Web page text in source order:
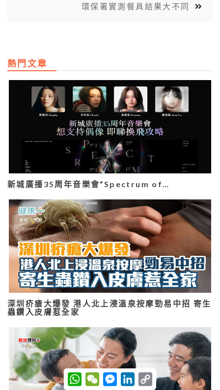
環保署實測餐具結果大不同
熱門文章
新城廣播35周年音樂會“Spectrum of…
深圳疥瘡大爆發 港人北上浸溫泉按摩勁易中招 寄生
蟲鑽入皮膚惹全家
W
h
W
e
M
e
L
C
o